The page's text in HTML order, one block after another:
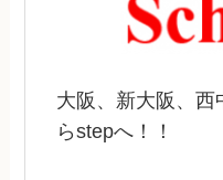
大阪、新大阪、西
らstepへ！！